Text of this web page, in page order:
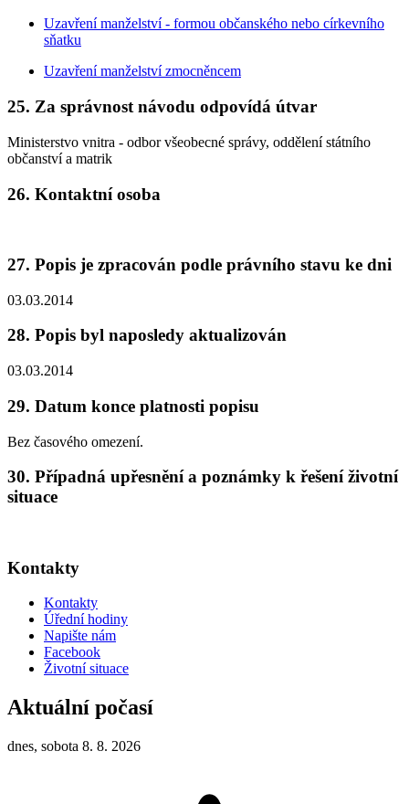
Uzavření manželství - formou občanského nebo církevního
sňatku
Uzavření manželství zmocněncem
25. Za správnost návodu odpovídá útvar
Ministerstvo vnitra - odbor všeobecné správy, oddělení státního
občanství a matrik
26. Kontaktní osoba
27. Popis je zpracován podle právního stavu ke dni
03.03.2014
28. Popis byl naposledy aktualizován
03.03.2014
29. Datum konce platnosti popisu
Bez časového omezení.
30. Případná upřesnění a poznámky k řešení životní
situace
Kontakty
Kontakty
Úřední hodiny
Napište nám
Facebook
Životní situace
Aktuální počasí
dnes, sobota 8. 8. 2026